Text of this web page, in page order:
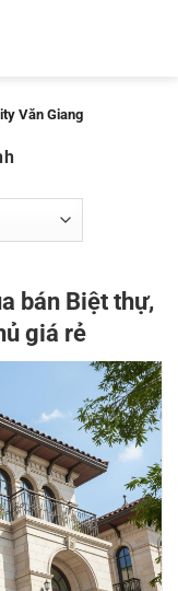
Văn Giang
bán Biệt thự,
giá rẻ